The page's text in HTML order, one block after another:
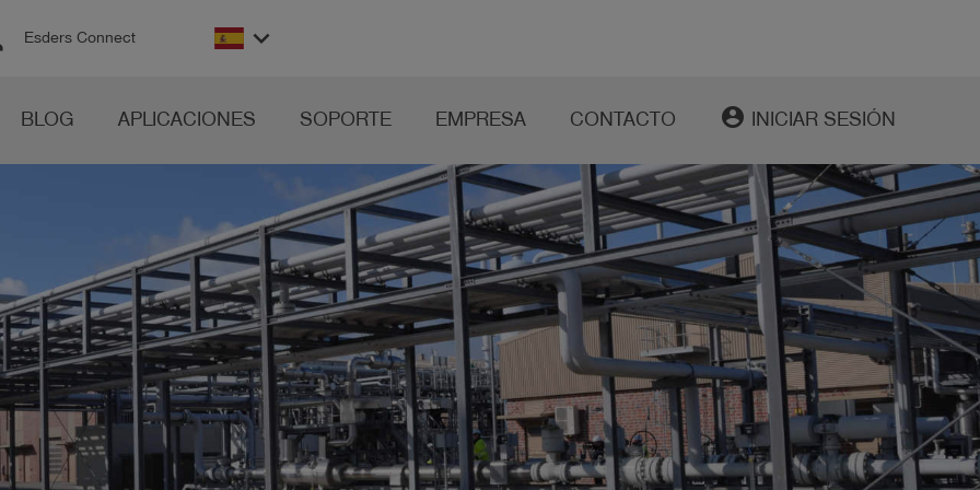
Esders Connect keyboard_arrow_down
BLOG APLICACIONES SOPORTE EMPRESA CONTACTO account_circle INICIAR SESIÓN